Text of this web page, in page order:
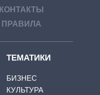
КОНТАКТЫ
ПРАВИЛА
ТЕМАТИКИ
БИЗНЕС
КУЛЬТУРА